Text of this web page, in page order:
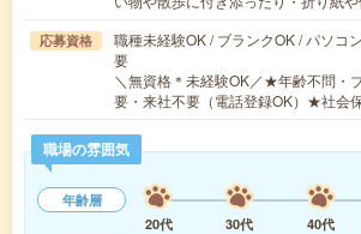
応募資格
職種未経験OK / ブランクOK / パソコ
要
＼無資格＊未経験OK／★年齢不問・
要・来社不要（電話登録OK）★社会
職場の雰囲気
年齢層
20代
30代 40代